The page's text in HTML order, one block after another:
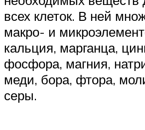
всех клеток. В ней
макро- и
кальция, марганца,
фосфора, магния,
меди, бора, фтора,
серы.